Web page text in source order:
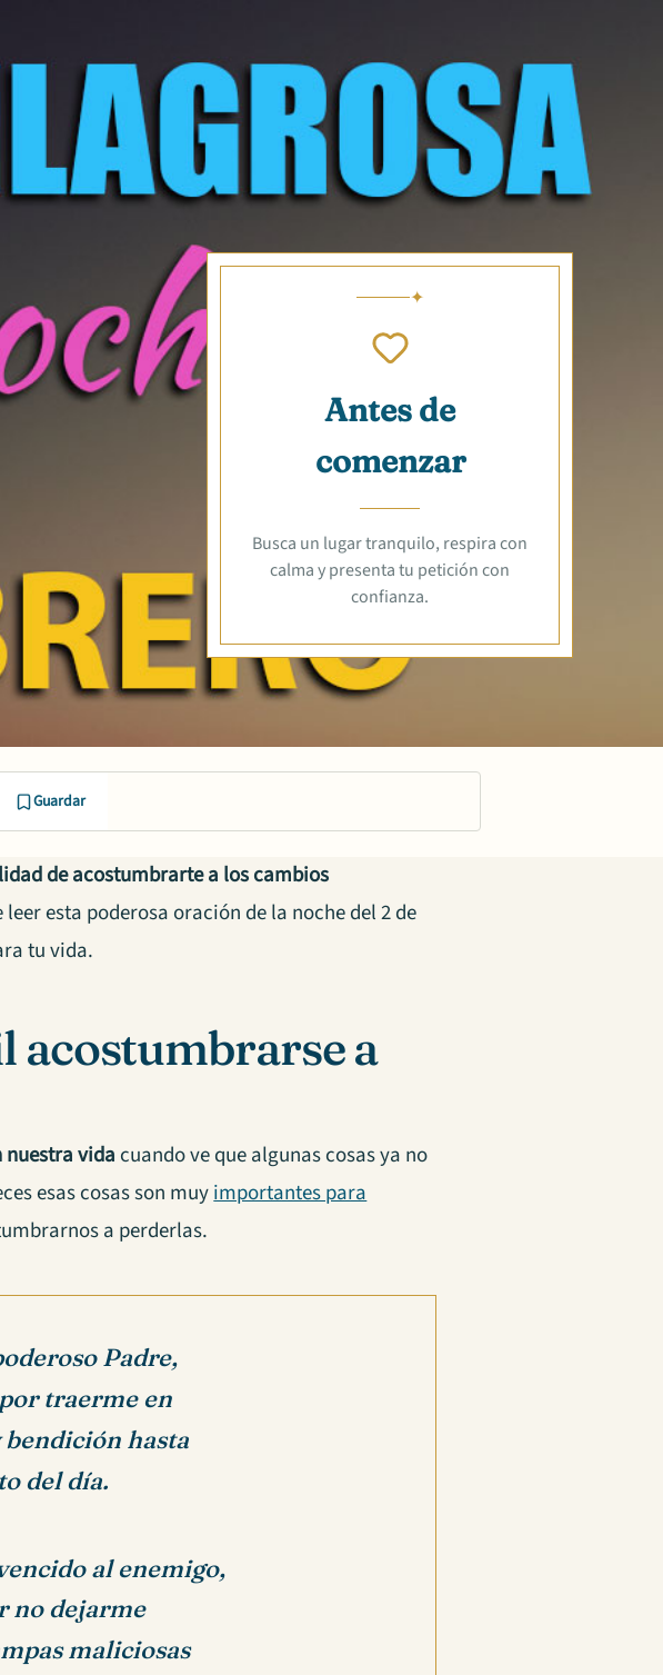
Antes de
comenzar
Busca un lugar tranquilo, respira con
calma y presenta tu petición con
confianza.
Guardar
de acostumbrarte a los cambios
esta poderosa oración de la noche del 2 de
tu vida.
acostumbrarse a
vida cuando ve que algunas cosas ya no
esas cosas son muyimportantes para
a perderlas.
Padre,
traerme en
hasta
del día.
al enemigo,
no dejarme
maliciosas